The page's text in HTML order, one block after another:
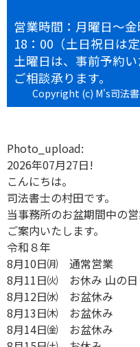
営業時間：月曜日～
18：00（土日祝日
土曜日は、事前予約
ご相談承ります。
Copyright (c) M's司法書
Photo_upload:
2026年07月27日!
こんにちは。
司法書士の村田です。
当事務所のお盆期間中の営
ご案内いたします。
令和８年
8月10日㈪ 通常営業
8月11日㈫ お休み 山の日
8月12日㈬ お盆休み
8月13日㈭ お盆休み
8月14日㈮ お盆休み